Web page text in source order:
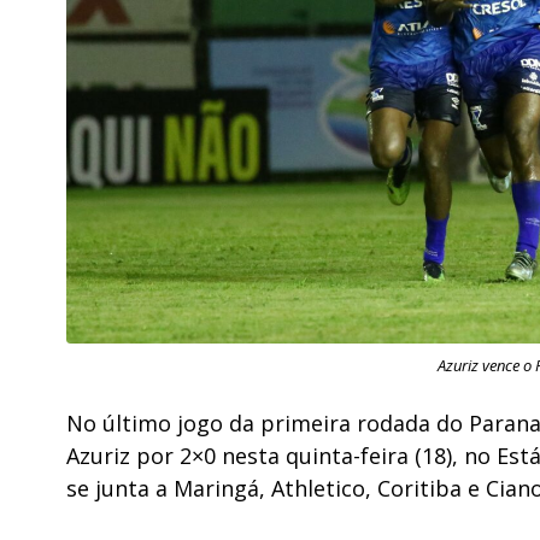
Azuriz vence o
No último jogo da primeira rodada do
Azuriz por 2×0 nesta quinta-feira (18), no
se junta a Maringá, Athletico, Coritiba e